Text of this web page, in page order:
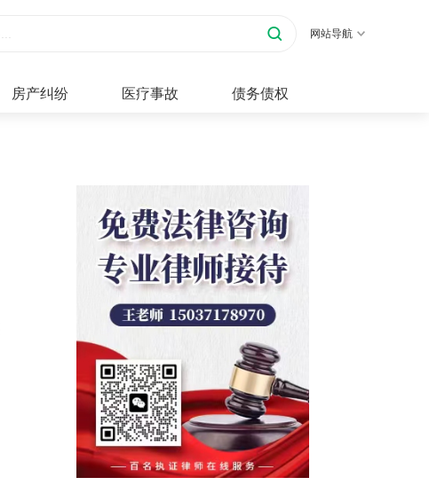
网站导航
房产纠纷 医疗事故 债务债权